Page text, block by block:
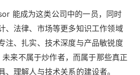
能成为这类公司中的一员，同时
、法律、市场等更多知识工作领域
注、扎实、技术深度与产品敏锐度
来不属于炒作者，而属于那些真正
、理解人与技术关系的建设者。